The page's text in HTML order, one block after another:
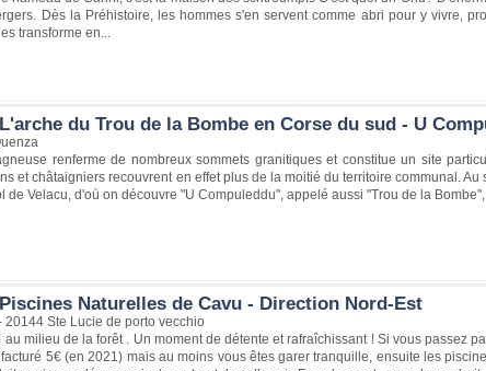
Dès la Préhistoire, les hommes s'en servent comme abri pour y vivre,
transforme en...
du Trou de la Bombe en Corse du sud - U
renferme de nombreux sommets granitiques et constitue un site
et châtaigniers recouvrent en effet plus de la moitié du territoire communal.
de Velacu, d'où on découvre "U Compuleddu", appelé aussi "Trou de la
Naturelles de Cavu - Direction Nord-Est
20144 Ste Lucie de porto vecchio
au milieu de la forêt . Un moment de détente et rafraîchissant ! Si vous passez
facturé 5€ (en 2021) mais au moins vous êtes garer tranquille, ensuite les